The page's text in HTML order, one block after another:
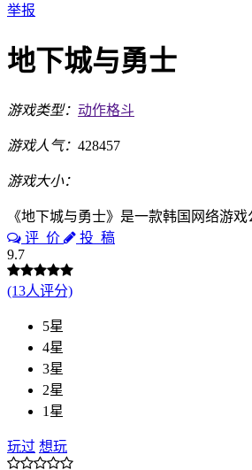
举报
地下城与勇士
游戏类型： 动作格斗
游戏人气： 428457
游戏大小：
《地下城与勇士》是一款韩国网络游
评 价
投 稿
9.7
(13人评分)
5星
4星
3星
2星
1星
玩过 想玩